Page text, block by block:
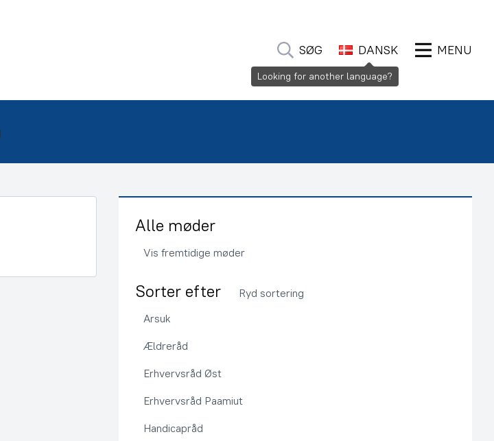
SØG DANSK MENU
Alle møder
Vis fremtidige møder
Sorter efter
Ryd sortering
Arsuk
Ældreråd
Erhvervsråd Øst
Erhvervsråd Paamiut
Handicapråd
Looking for another language?